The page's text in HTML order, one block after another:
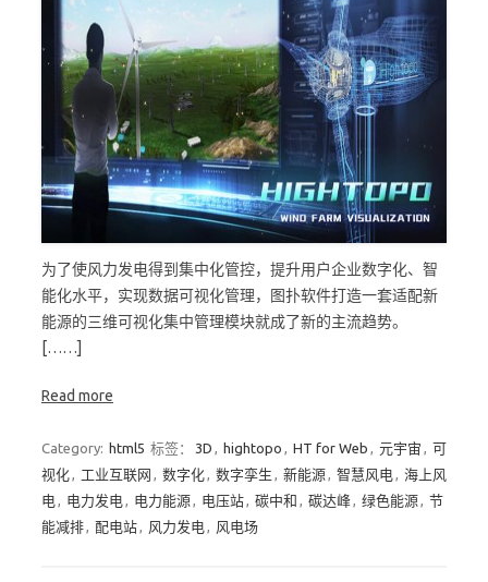
为了使风力发电得到集中化管控，提升用户企业数字化、智
能化水平，实现数据可视化管理，图扑软件打造一套适配新
能源的三维可视化集中管理模块就成了新的主流趋势。
[……]
Read more
Category: html5 标签： 3D , hightopo , HT for Web , 元宇宙 , 可
视化, 工业互联网 , 数字化, 数字孪生 , 新能源, 智慧风电, 海上风
电, 电力发电, 电力能源, 电压站, 碳中和 , 碳达峰, 绿色能源, 节
能减排, 配电站, 风力发电, 风电场